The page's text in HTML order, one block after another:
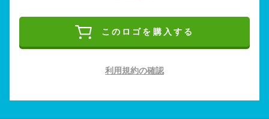
このロゴを購入する
利用規約の確認